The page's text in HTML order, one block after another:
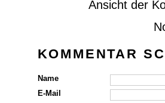
Ansicht der
KOMMENTAR
Name
E-Mail